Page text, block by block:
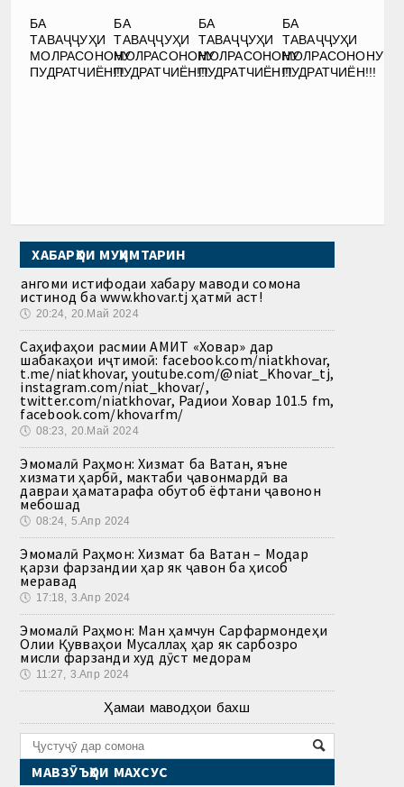
БА
ТАВАҶҶУҲИ
МОЛРАСОНОНУ
ПУДРАТЧИЁН!!!
БА
ТАВАҶҶУҲИ
МОЛРАСОНОНУ
ПУДРАТЧИЁН!!!
БА
ТАВАҶҶУҲИ
МОЛРАСОНОНУ
ПУДРАТЧИЁН!!!
БА
ТАВАҶҶУҲИ
МОЛРАСОНОНУ
ПУДРАТЧИЁН!!!
ХАБАРҲОИ МУҲИМТАРИН
Ҳангоми истифодаи хабару маводи сомона
истинод ба www.khovar.tj ҳатмӣ аст!
🕔 20:24, 20.Май 2024
Саҳифаҳои расмии АМИТ «Ховар» дар
шабакаҳои иҷтимоӣ: facebook.com/niatkhovar,
t.me/niatkhovar, youtube.com/@niat_Khovar_tj,
instagram.com/niat_khovar/,
twitter.com/niatkhovar, Радиои Ховар 101.5 fm,
facebook.com/khovarfm/
🕔 08:23, 20.Май 2024
Эмомалӣ Раҳмон: Хизмат ба Ватан, яъне
хизмати ҳарбӣ, мактаби ҷавонмардӣ ва
давраи ҳаматарафа обутоб ёфтани ҷавонон
мебошад
🕔 08:24, 5.Апр 2024
Эмомалӣ Раҳмон: Хизмат ба Ватан – Модар
қарзи фарзандии ҳар як ҷавон ба ҳисоб
меравад
🕔 17:18, 3.Апр 2024
Эмомалӣ Раҳмон: Ман ҳамчун Сарфармондеҳи
Олии Қувваҳои Мусаллаҳ ҳар як сарбозро
мисли фарзанди худ дӯст медорам
🕔 11:27, 3.Апр 2024
Ҳамаи маводҳои бахш
МАВЗӮЪҲОИ МАХСУС